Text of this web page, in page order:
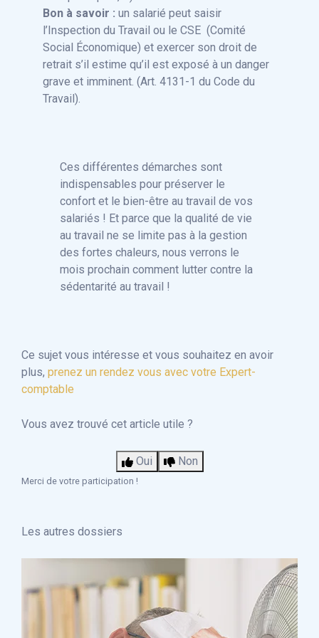
Bon à savoir : un salarié peut saisir
l’Inspection du Travail ou le CSE (Comité
Social Économique) et exercer son droit de
retrait s’il estime qu’il est exposé à un danger
grave et imminent. (Art. 4131-1 du Code du
Travail).
Ces différentes démarches sont
indispensables pour préserver le
confort et le bien-être au travail de vos
salariés ! Et parce que la qualité de vie
au travail ne se limite pas à la gestion
des fortes chaleurs, nous verrons le
mois prochain comment lutter contre la
sédentarité au travail !
Ce sujet vous intéresse et vous souhaitez en avoir
plus, prenez un rendez vous avec votre Expert-
comptable
Vous avez trouvé cet article utile ?
Oui Non
Merci de votre participation !
Les autres dossiers